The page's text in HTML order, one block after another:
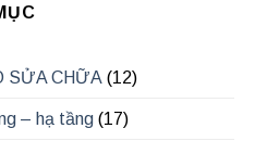
SỬA CHỮA (12)
– hạ tầng (17)